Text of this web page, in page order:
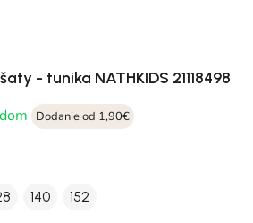
- tunika NATHKIDS 21118498
Dodanie od 1,90€
140 152